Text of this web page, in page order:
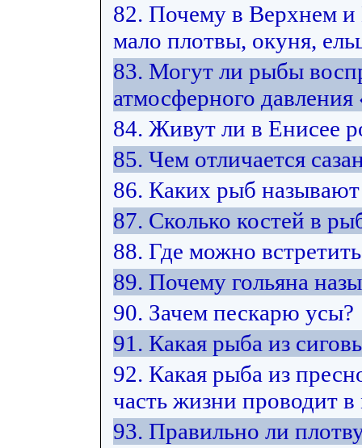
82. Почему в Верхнем
мало плотвы, окуня,
83. Могут ли рыбы
атмосферного
84. Живут ли в Енисее
85. Чем отличается
86. Каких рыб
87. Сколько костей в
88. Где можно
89. Почему гольяна
90. Зачем пескарю усы?
91. Какая рыба из
92. Какая рыба из
часть жизни проводит
93. Правильно ли